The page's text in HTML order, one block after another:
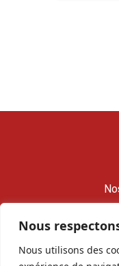
Nous
Nous utilisons des
RCS